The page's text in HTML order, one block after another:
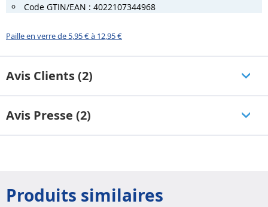
Code GTIN/EAN : 4022107344968
Paille en verre de 5,95 € à 12,95 €
Avis Clients (2)
Avis Presse (2)
Produits similaires